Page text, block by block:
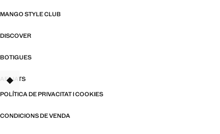
MANGO STYLE CLUB
DISCOVER
BOTIGUES
AFILIATS
POLÍTICA DE PRIVACITAT I COOKIES
CONDICIONS DE VENDA